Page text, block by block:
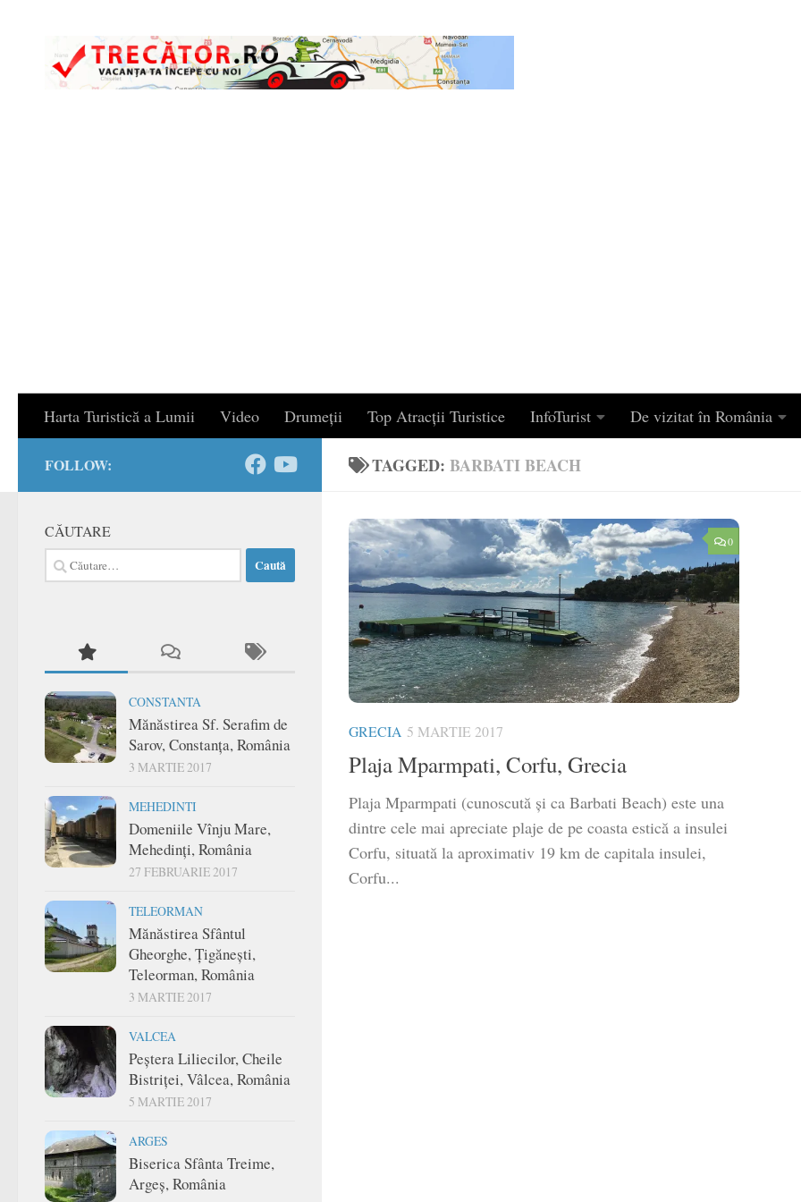
Harta Turistică a Lumii Video Drumeții Top Atracții Turistice InfoTurist De vizitat în România
TAGGED:BARBATI BEACH
0
GRECIA 5 MARTIE 2017
Plaja Mparmpati, Corfu, Grecia
Plaja Mparmpati (cunoscută și ca Barbati Beach) este una
dintre cele mai apreciate plaje de pe coasta estică a insulei
Corfu, situată la aproximativ 19 km de capitala insulei,
Corfu...
FOLLOW:
CĂUTARE
Caută
după:
CONSTANTA
Mănăstirea Sf. Serafim de
Sarov, Constanța, România
3 MARTIE 2017
MEHEDINTI
Domeniile Vînju Mare,
Mehedinți, România
27 FEBRUARIE 2017
TELEORMAN
Mănăstirea Sfântul
Gheorghe, Țigănești,
Teleorman, România
3 MARTIE 2017
VALCEA
Peștera Liliecilor, Cheile
Bistriței, Vâlcea, România
5 MARTIE 2017
ARGES
Biserica Sfânta Treime,
Argeș, România